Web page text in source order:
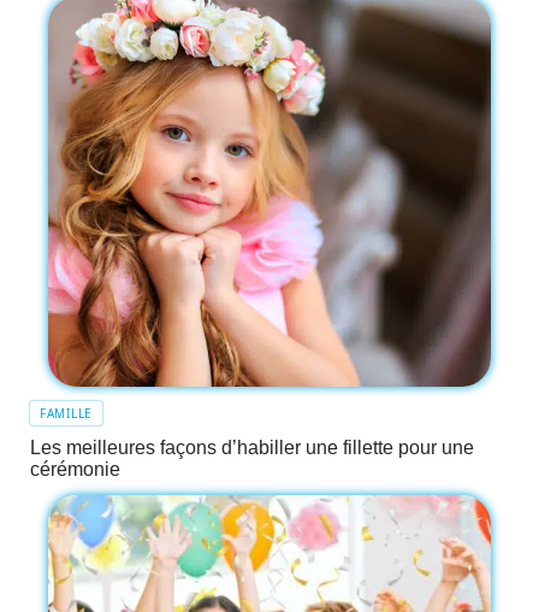
FAMILLE
Les meilleures façons d’habiller une fillette pour une
cérémonie